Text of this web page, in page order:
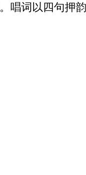
唱词以四句押